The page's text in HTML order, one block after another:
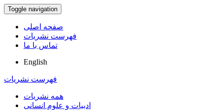
Toggle navigation
صفحه اصلی
فهرست نشریات
تماس با ما
English
فهرست نشریات
همه نشریات
ادبیات و علوم انسانی